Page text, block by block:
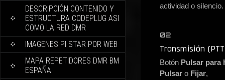
DESCRIPCIÓN CONTENIDO Y
ESTRUCTURA CODEPLUG ASI
COMO LA RED DMR
IMAGENES PI STAR POR WEB
MAPA REPETIDORES DMR BM
ESPAÑA
actividad o silencio.
02
Transmisión
Botón Pulsar para
Pulsar o Fijar,